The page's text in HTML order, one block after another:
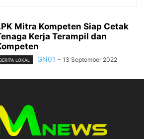
Mitra Kompeten Siap Cetak
Kerja Terampil dan
LOKAL GN01 - 13 September 2022